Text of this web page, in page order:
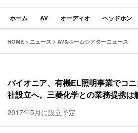
ホーム AV オーディオ ヘッドホン
HOME > ニュース > AV&ホームシアターニュース
パイオニア、有機EL照明事業でコ
社設立へ。三菱化学との業務提携は
2017年5月に設立予定